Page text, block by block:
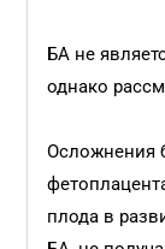
БА не
однако
Осложнения
плода в